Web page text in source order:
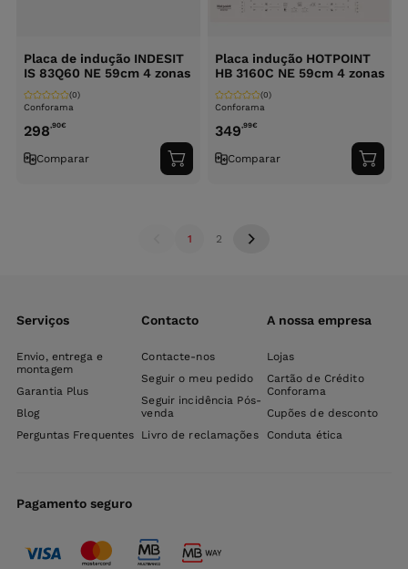
Placa de indução INDESIT
IS 83Q60 NE 59cm 4 zonas
Conforama
(0)
298,90€
Comparar
Adicionar
ao
Placa indução HOTPOINT
HB 3160C NE 59cm 4 zonas
Conforama
(0)
349,99€
Comparar
ao
1 2
Serviços
Envio, entrega e
montagem
Garantia Plus
Blog
Perguntas Frequentes
Contacto
Contacte-nos
Seguir o meu pedido
Seguir incidência Pós-
venda
Livro de reclamações
A nossa empresa
Lojas
Cartão de Crédito
Conforama
Cupões de desconto
Conduta ética
Pagamento seguro